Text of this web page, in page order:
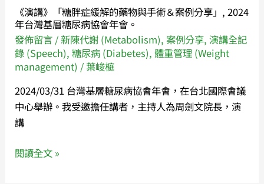
會
～
易
速
胰
Insultrate®
專
題
講。
《演講》「糖胖症緩解的藥物與手術＆案例分享」, 2024
年台灣基層糖尿病協會年會。
發佈留言 /新陳代謝 (Metabolism),案例分享,演講全記
錄 (Speech),糖尿病 (Diabetes),體重管理 (Weight
management) / 葉峻榳
2024/03/31 台灣基層糖尿病協會年會，在台北國際會議
中心舉辦。我受邀擔任講者，主持人為周劍文院長，演
講
物
與
手
術
案
例
分
享」,
2024
閱讀全文 »